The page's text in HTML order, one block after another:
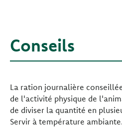
Conseils
La ration journalière
de l'activité physique de
de diviser la quantité en
Servir à température